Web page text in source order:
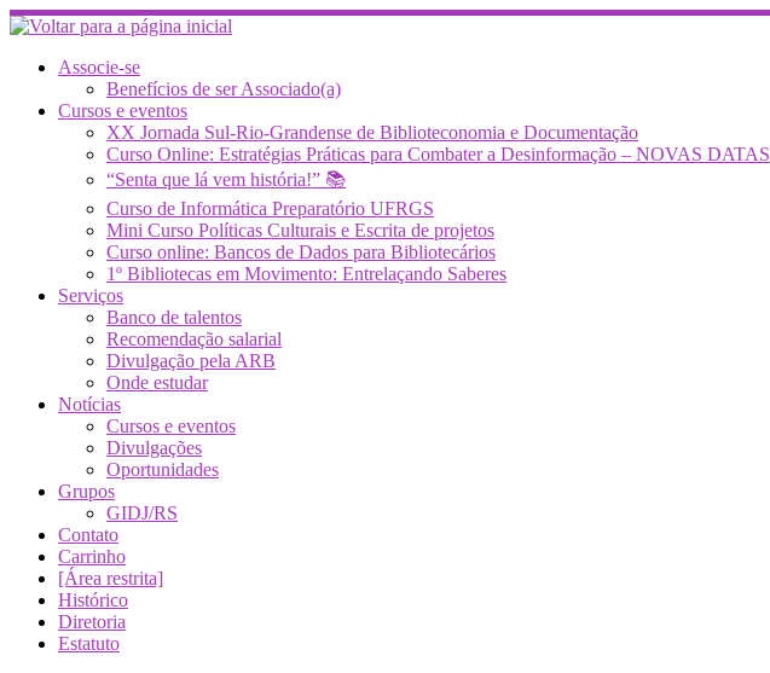
Skip
to
contentAssocie-se
Benefícios de ser Associado(a)
Cursos e eventos
XX Jornada Sul-Rio-Grandense de Biblioteconomia e Documentação
Curso Online: Estratégias Práticas para Combater a Desinformação – NOVAS DATAS
“Senta que lá vem história!” 📚
Curso de Informática Preparatório UFRGS
Mini Curso Políticas Culturais e Escrita de projetos
Curso online: Bancos de Dados para Bibliotecários
1º Bibliotecas em Movimento: Entrelaçando Saberes
Serviços
Banco de talentos
Recomendação salarial
Divulgação pela ARB
Onde estudar
Notícias
Cursos e eventos
Divulgações
Oportunidades
Grupos
GIDJ/RS
Contato
Carrinho
[Área restrita]
Histórico
Diretoria
Estatuto